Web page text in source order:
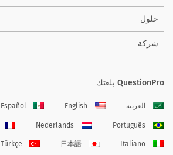
حلول
شركة
QuestionPro بلغتك
العربية English
Español
Português
Nederlands
Italiano
日本語
Türkçe